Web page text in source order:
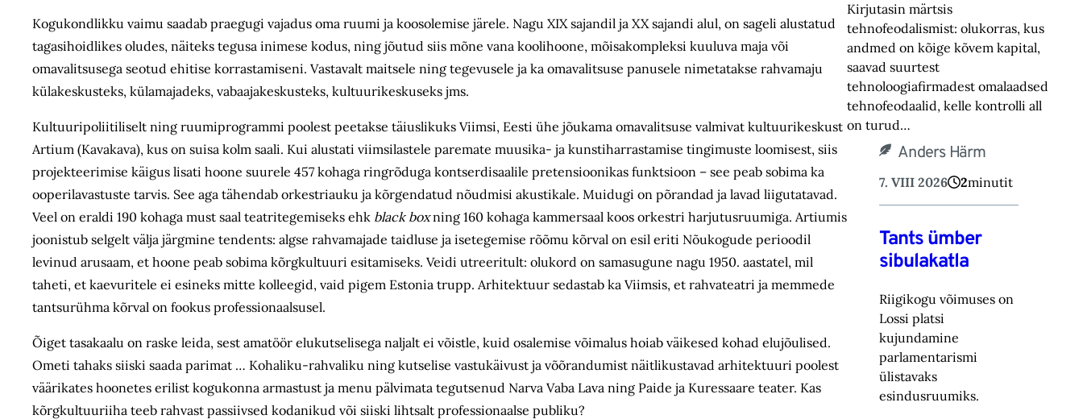
Kogukondlikku vaimu saadab praegugi vajadus oma ruumi ja koosolemise järele. Nagu XIX sajandil ja XX sajandi alul, on sageli alustatud
tagasihoidlikes oludes, näiteks tegusa inimese kodus, ning jõutud siis mõne vana koolihoone, mõisakompleksi kuuluva maja või
omavalitsusega seotud ehitise korrastamiseni. Vastavalt maitsele ning tegevusele ja ka omavalitsuse panusele nimetatakse rahvamaju
küla­keskusteks, külamajadeks, vabaaja­keskusteks, kultuurikeskuseks jms.
Kultuuripoliitiliselt ning ruumiprogrammi poolest peetakse täiuslikuks Viimsi, Eesti ühe jõukama omavalitsuse valmivat kultuurikeskust
Artium (Kavakava), kus on suisa kolm saali. Kui alustati viimsilastele paremate muusika- ja kunstiharrastamise tingimuste loomisest, siis
projekteerimise käigus lisati hoone suurele 457 kohaga ringrõduga kontserdisaalile pretensioonikas funktsioon – see peab sobima ka
ooperilavastuste tarvis. See aga tähendab orkestriauku ja kõrgendatud nõudmisi akustikale. Muidugi on põrandad ja lavad liigutatavad.
Veel on eraldi 190 kohaga must saal teatritegemiseks ehk black boxning 160 kohaga kammersaal koos orkestri harjutusruumiga. Artiumis
joonistub selgelt välja järgmine tendents: algse rahvamajade taidluse ja isetegemise rõõmu kõrval on esil eriti Nõukogude perioodil
levinud arusaam, et hoone peab sobima kõrgkultuuri esitamiseks. Veidi utreeritult: olukord on sama­sugune nagu 1950. aastatel, mil
taheti, et kaevuritele ei esineks mitte kolleegid, vaid pigem Estonia trupp. Arhitektuur sedastab ka Viimsis, et rahvateatri ja memmede
tantsurühma kõrval on fookus professionaalsusel.
Õiget tasakaalu on raske leida, sest amatöör elukutselisega naljalt ei võistle, kuid osalemise võimalus hoiab väikesed kohad elujõulised.
Ometi tahaks siiski saada parimat … Kohaliku-rahvaliku ning kutselise vastukäivust ja võõrandumist näitlikustavad arhitektuuri poolest
väärikates hoonetes erilist kogukonna armastust ja menu pälvimata tegutsenud Narva Vaba Lava ning Paide ja Kuressaare teater. Kas
kõrgkultuuriiha teeb rahvast passiivsed kodanikud või siiski lihtsalt professionaalse publiku?
Kirjutasin märtsis
tehnofeodalismist: olukorras, kus
andmed on kõige kõvem kapital,
saavad suurtest
tehnoloogiafirmadest omalaadsed
tehnofeodaalid, kelle kontrolli all
on turud…
Anders Härm
7. VIII 2026 2minutit
Tants ümber
sibulakatla
Riigikogu võimuses on
Lossi platsi
kujundamine
parlamentarismi
ülistavaks
esindusruumiks.